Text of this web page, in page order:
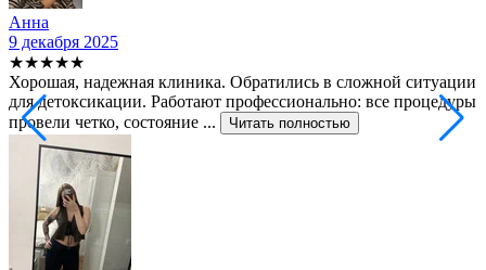
Анна
9 декабря 2025
★★★★★
Хорошая, надежная клиника. Обратились в сложной ситуации
для детоксикации. Работают профессионально: все процедуры
провели четко, состояние ...
Читать полностью